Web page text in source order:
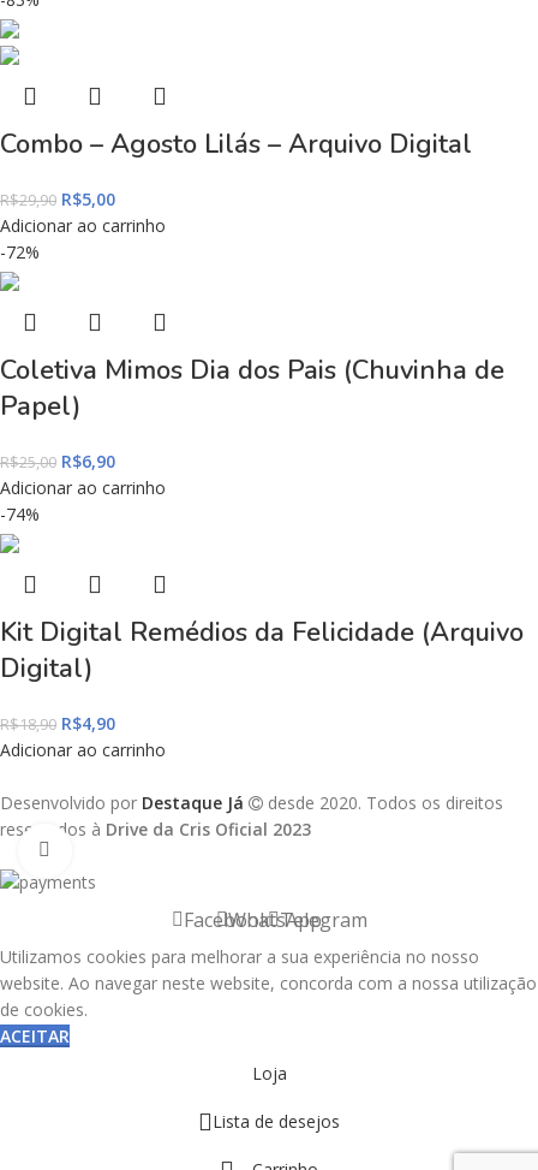
Combo – Agosto Lilás – Arquivo Digital
R$29,90 R$5,00
Adicionar ao carrinho
-72%
Coletiva Mimos Dia dos Pais (Chuvinha de
Papel)
R$25,00 R$6,90
Adicionar ao carrinho
-74%
Kit Digital Remédios da Felicidade (Arquivo
Digital)
R$18,90 R$4,90
Adicionar ao carrinho
Desenvolvido por Destaque Já
desde 2020. Todos os direitos
reservados à Drive da Cris Oficial 2023
FacebookWhatsAppTelegram
Utilizamos cookies para melhorar a sua experiência no nosso
website. Ao navegar neste website, concorda com a nossa utilização
de cookies.
ACEITAR
Loja
Lista de desejos